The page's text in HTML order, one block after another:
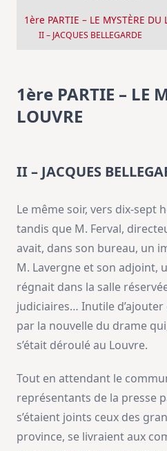
1ère PARTIE – LE MYSTÈRE DU
II – JACQUES BELLEGARDE
1ère PARTIE – LE
LOUVRE
II – JACQUES
Le même soir, vers dix-sept
tandis que M. Ferval,
avait, dans son bureau, un
M. Lavergne et son adjoint,
régnait dans la salle
judiciaires… Inutile d’ajouter
par la nouvelle du drame
s’était déroulé au Louvre.
Tout en attendant le
représentants de la presse
s’étaient joints ceux des
province, se livraient aux